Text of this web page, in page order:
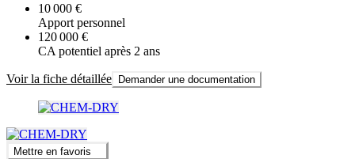
10 000 €
Apport personnel
120 000 €
CA potentiel après 2 ans
Voir la fiche détaillée Demander une documentation
Mettre en favoris